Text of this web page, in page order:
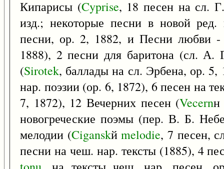
Кипарисы (Cyprise, 18 песен на сл.
изд.; некоторые песни в новой
песни, ор. 2, 1882, и Песни любви
1888), 2 песни для баритона (сл. А.
(Sirotek, баллады на сл. Эрбена, ор. 5,
нар. поэзии (ор. 6, 1872), 6 песен на
7, 1872), 12 Вечерних песен (Vecern
новогреческие поэмы (пер. В. Б.
мелодии (Ciganskйmelodie, 7 песен,
песни на чеш. нар. тексты (1885), 4